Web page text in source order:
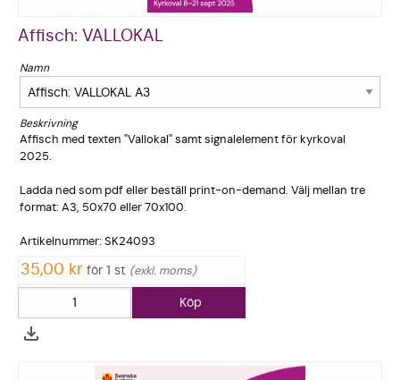
Affisch: VALLOKAL
Namn
Beskrivning
Affisch med texten "Vallokal" samt signalelem­­ent för kyrkoval
2025.
Ladda ned som pdf eller beställ print-on-demand. Välj mellan tre
format: A3, 50x70 eller 70x100.
Artikelnum­­mer: SK24093
35,00 kr för 1 st exkl. moms
Köp